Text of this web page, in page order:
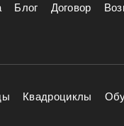
Блог Договор
Квадроциклы